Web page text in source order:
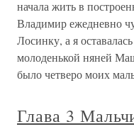
начала жить в
Владимир ежедневно
Лосинку, а я
молоденькой няней
было четверо моих
Глава 3